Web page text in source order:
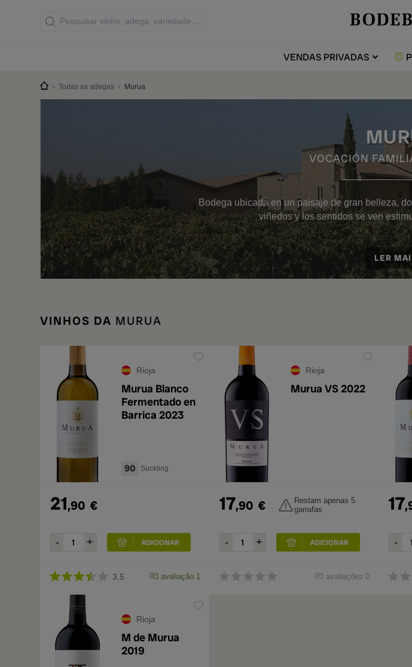
VENDASPRIVADAS
Todas as adegas Murua
VOCACIÓN
Bodega ubicada en un paisaje de gran belleza,
viñedos y los sentidos se ven
LER
VINHOS DA MURUA
Rioja
Murua Blanco
Fermentado en
Barrica 2023
90 Suckling
21,90 €
3,5 avaliação 1
Rioja
Murua VS 2022
17,90 €
Restam apenas 5
garrafas
avaliações 0
17
Rioja
M de Murua
2019